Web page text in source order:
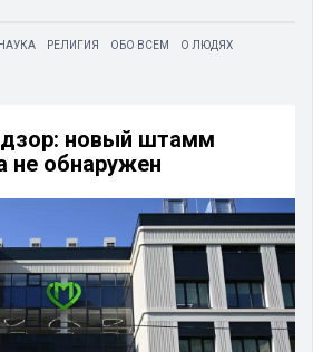
РЕЛИГИЯ ОБО ВСЕМ
О ЛЮДЯХ
новый штамм
не обнаружен